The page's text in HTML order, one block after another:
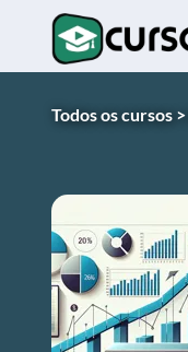
Todos os cursos >